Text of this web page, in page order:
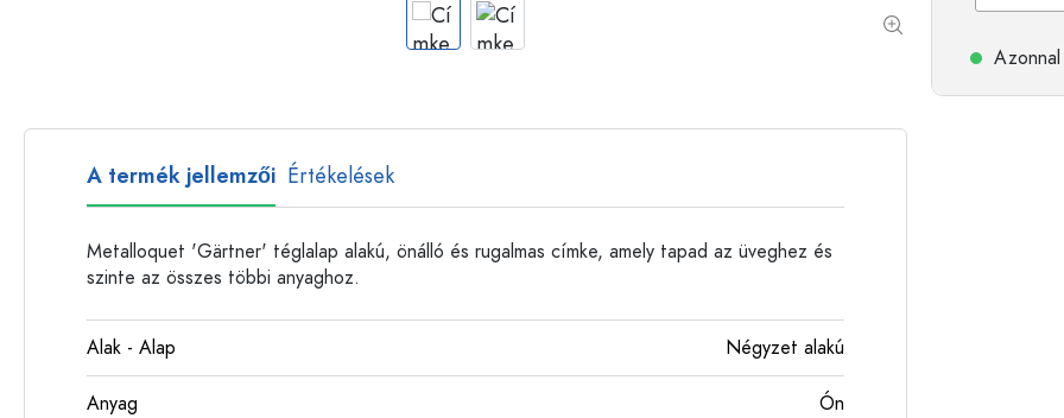
Műanyag palackok
A termék jellemzői Értékelések
Metalloquet 'Gärtner' téglalap alakú, önálló és rugalmas címke, amely tapad az üveghez és
szinte az összes többi anyaghoz.
Alak - Alap Négyzet alakú
Anyag Ón